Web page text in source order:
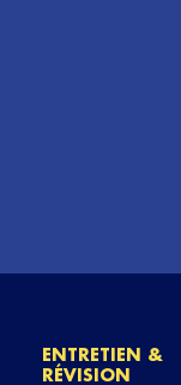
ENTRETIEN &
RÉVISION